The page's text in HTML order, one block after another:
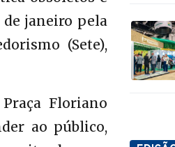
janeiro pela
(Sete),
Floriano
ao público,